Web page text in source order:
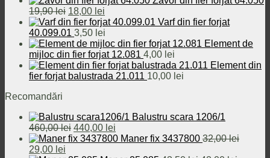
32,00 lei.
19,90lei Prețul
inițial
a
fost:
19,90 lei.
18,00 lei
curent
este:
18,00 lei.
Varf din fier forjat
40.099.01 3,50 lei
Element de
mijloc din fier forjat 12.081 4,00 lei
Element din
fier forjat balustrada 21.011 10,00 lei
Recomandări
Balustru scara 1206/1
460,00lei Prețul
inițial
440,00 lei
curent
Maner fix 3437800 32,00lei
Prețul
29,00 lei